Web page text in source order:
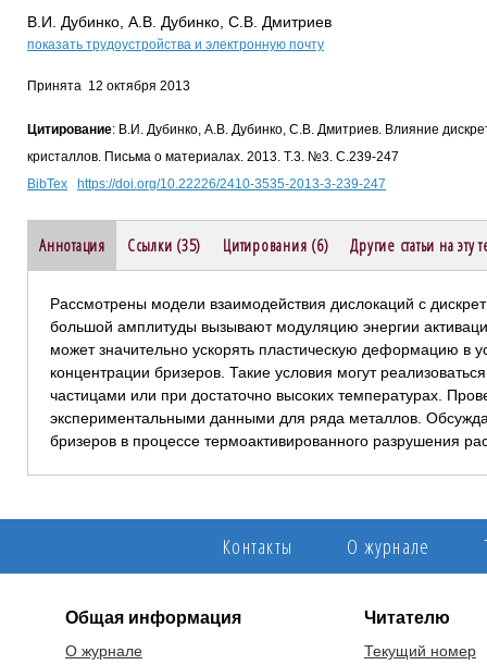
В.И. Дубинко, А.В. Дубинко, С.В. Дмитриев
показать трудоустройства и электронную почту
Принята 12 октября 2013
Цитирование: В.И. Дубинко, А.В. Дубинко, С.В. Дмитриев. Влияние
кристаллов. Письма о материалах. 2013. Т.3. №3. С.239-247
BibTex
https://doi.org/10.22226/2410-3535-2013-3-239-247
Аннотация Ссылки (35) Цитирования (6) Другие статьи на эту
Рассмотрены модели взаимодействия дислокаций с
большой амплитуды вызывают модуляцию энергии
может значительно ускорять пластическую деформацию в
концентрации бризеров. Такие условия могут
частицами или при достаточно высоких температурах.
экспериментальными данными для ряда металлов.
бризеров в процессе термоактивированного разрушения
Контакты О журнале
Общая информация
О журнале
Читателю
Текущий номер